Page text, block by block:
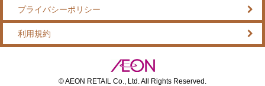
プライバシーポリシー
利用規約
© AEON RETAIL Co., Ltd. All Rights Reserved.